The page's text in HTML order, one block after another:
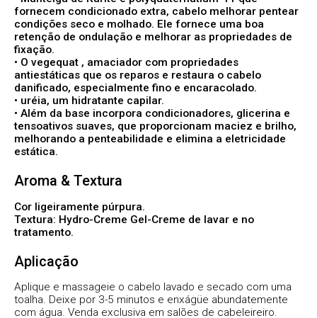
fornecem condicionado extra, cabelo melhorar pentear
condições seco e molhado. Ele fornece uma boa
retenção de ondulação e melhorar as propriedades de
fixação.
• O vegequat , amaciador com propriedades
antiestáticas que os reparos e restaura o cabelo
danificado, especialmente fino e encaracolado.
• uréia, um hidratante capilar.
• Além da base incorpora condicionadores, glicerina e
tensoativos suaves, que proporcionam maciez e brilho,
melhorando a penteabilidade e elimina a eletricidade
estática.
Aroma & Textura
Cor ligeiramente púrpura.
Textura: Hydro-Creme Gel-Creme de lavar e no
tratamento.
Aplicação
Aplique e massageie o cabelo lavado e secado com uma
toalha. Deixe por 3-5 minutos e enxágüe abundatemente
com água. Venda exclusiva em salões de cabeleireiro.